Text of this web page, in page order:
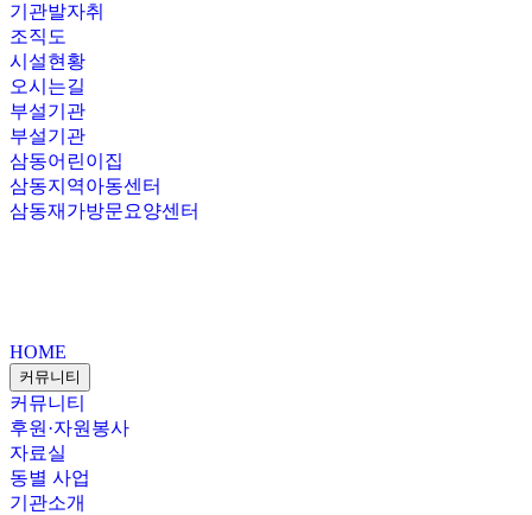
기관발자취
조직도
시설현황
오시는길
부설기관
부설기관
삼동어린이집
삼동지역아동센터
삼동재가방문요양센터
HOME
커뮤니티
커뮤니티
후원·자원봉사
자료실
동별 사업
기관소개